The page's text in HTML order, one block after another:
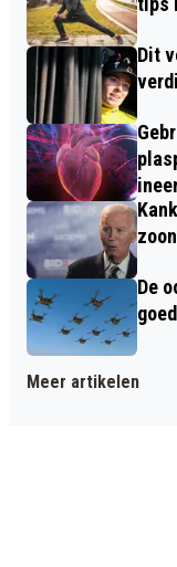
Dit
De
Meer artikelen